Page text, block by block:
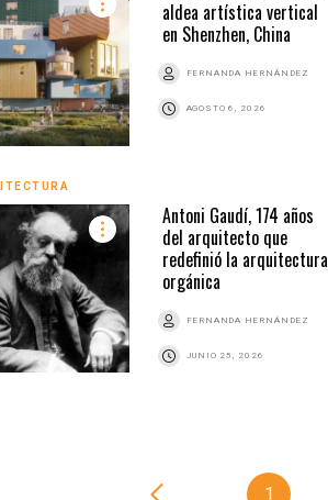
aldea artística vertical
en Shenzhen, China
FERNANDA HERNÁNDEZ
AGOSTO 6, 2026
Antoni Gaudí, 174 años
del arquitecto que
redefinió la arquitectura
orgánica
FERNANDA HERNÁNDEZ
JUNIO 25, 2026
1